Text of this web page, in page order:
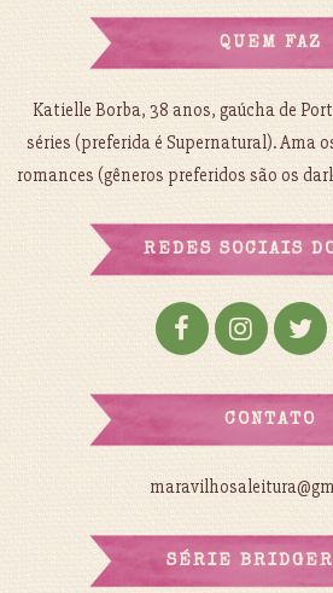
QUEM FAZ
Katielle Borba, 38 anos, gaúcha de
séries (preferida é Supernatural). Ama
romances (gêneros preferidos são os
REDES SOCIAIS
CONTATO
SÉRIE